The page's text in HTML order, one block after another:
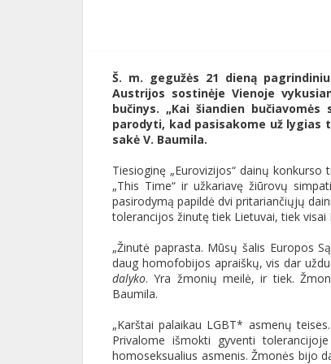
Š. m. gegužės 21 dieną
Austrijos sostinėje Vienoje
bučinys. „Kai šiandien
parodyti, kad pasisakome už lygias
sakė V. Baumila.
Tiesioginę „Eurovizijos“ dainų
„This Time“ ir užkariavę žiūrovų
pasirodymą papildė dvi pritariančiųjų
tolerancijos žinutę tiek Lietuvai, tiek visai
„Žinutė paprasta. Mūsų šalis Europos
daug homofobijos apraiškų, vis dar
dalyko. Yra žmonių meilė, ir tiek.
Baumila.
„Karštai palaikau LGBT* asmenų
Privalome išmokti gyventi
homoseksualius asmenis. Žmonės bijo